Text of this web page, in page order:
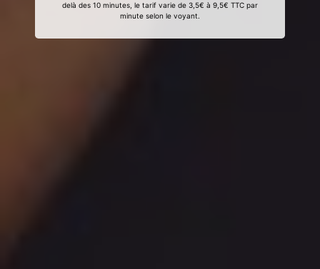
delà des 10 minutes, le tarif varie de 3,5€ à 9,5€ TTC par
minute selon le voyant.